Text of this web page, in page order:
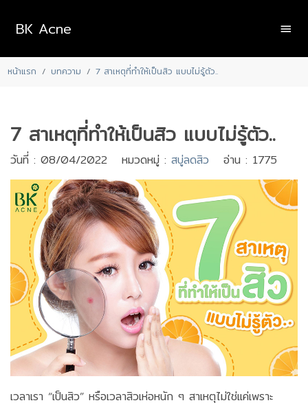
BK Acne
หน้าแรก บทความ 7 สาเหตุที่ทำให้เป็นสิว แบบไม่รู้ตัว..
7 สาเหตุที่ทำให้เป็นสิว แบบไม่รู้ตัว..
วันที่ : 08/04/2022 หมวดหมู่ : สบู่ลดสิว อ่าน : 1775
เวลาเรา “เป็นสิว” หรือเวลาสิวเห่อหนัก ๆ สาเหตุไม่ใช่แค่เพราะ